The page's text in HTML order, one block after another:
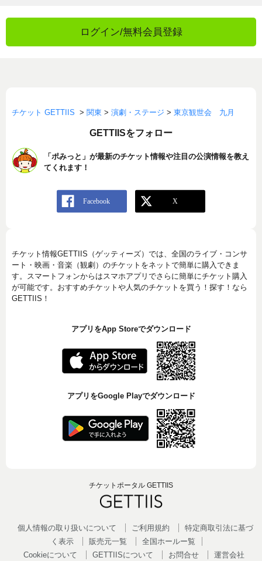
ログイン/無料会員登録
チケット GETTIIS > 関東 > 演劇・ステージ > 東京観世会 九月
GETTIISをフォロー
「ポみっと」が最新のチケット情報や注目の公演情報を教え
てくれます！
チケット情報GETTIIS（ゲッティーズ）では、全国のライブ・コンサ
ート・映画・音楽（観劇）のチケットをネットで簡単に購入できま
す。スマートフォンからはスマホアプリでさらに簡単にチケット購入
が可能です。おすすめチケットや人気のチケットを買う！探す！なら
GETTIIS！
アプリをApp Storeでダウンロード
アプリをGoogle Playでダウンロード
チケットポータル GETTIIS
個人情報の取り扱いについて ご利用規約
特定商取引法に基づ
く表示
販売元一覧
全国ホールー覧
Cookieについて
GETTIISについて お問合せ 運営会社